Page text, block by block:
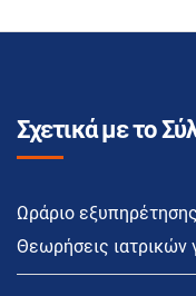
Σχετικά με το
Ωράριο
Θεωρήσεις